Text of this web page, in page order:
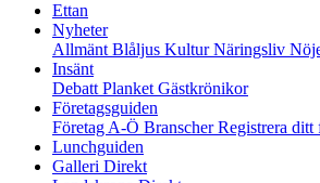
Ettan
Nyheter
Allmänt Blåljus KulturNäringsliv
Insänt
Debatt Planket Gästkrönikor
Företagsguiden
Företag A-Ö BranscherRegistrera ditt
Lunchguiden
Galleri Direkt